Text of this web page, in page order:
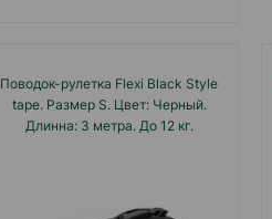
Поводок-рулетка Flexi Black Style
tape. Размер S. Цвет: Черный.
Длинна: 3 метра. До 12 кг.